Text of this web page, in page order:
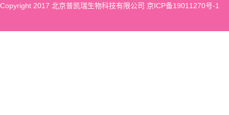
Copyright 2017 北京普凯瑞生物科技有限公司 京ICP备19011270号-1